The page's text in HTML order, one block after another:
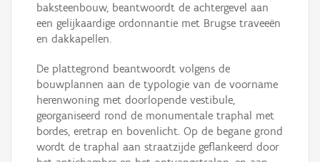
baksteenbouw, beantwoordt de achtergevel aan
een gelijkaardige ordonnantie met Brugse traveeën
en dakkapellen.
De plattegrond beantwoordt volgens de
bouwplannen aan de typologie van de voorname
herenwoning met doorlopende vestibule,
georganiseerd rond de monumentale traphal met
bordes, eretrap en bovenlicht. Op de begane grond
wordt de traphal aan straatzijde geflankeerd door